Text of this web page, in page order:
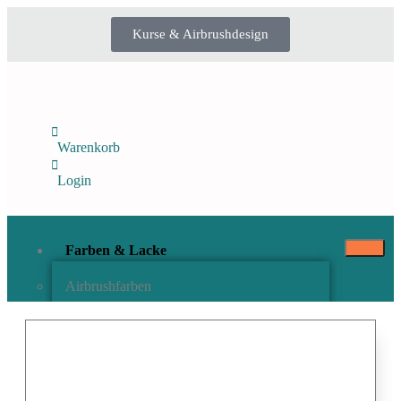
Kurse & Airbrushdesign
Warenkorb
Login
Farben & Lacke
Airbrushfarben